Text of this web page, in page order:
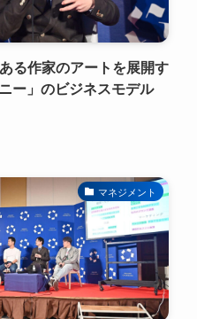
る作家のアートを展開す
ー」のビジネスモデル
マネジメント